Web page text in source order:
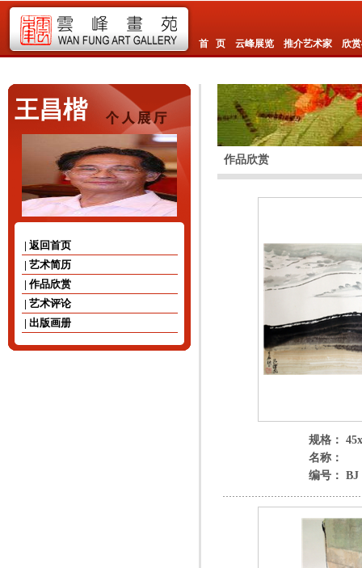
首 页 云峰展览 推介艺术家 欣
王昌楷
| 返回首页
| 艺术简历
| 作品欣赏
| 艺术评论
| 出版画册
作品欣赏
规格：
名称：
编号： BJ